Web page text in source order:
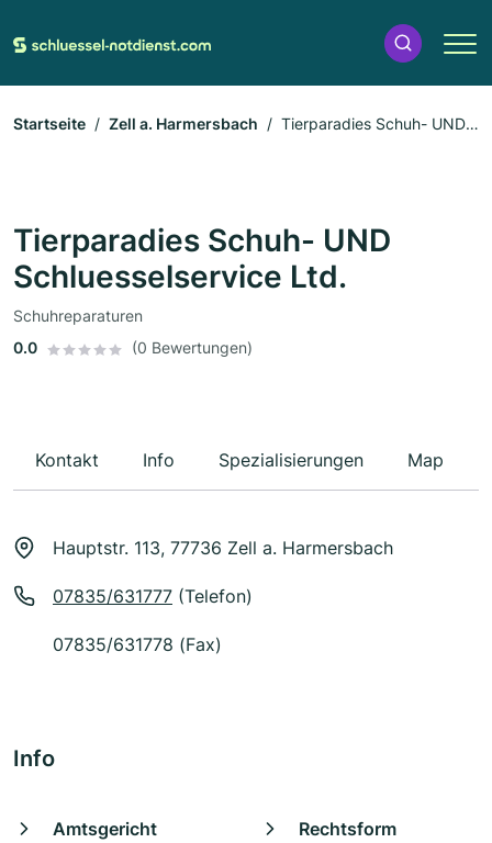
Startseite Zell a. Harmersbach
Tierparadies Schuh- UND
Tierparadies Schuh- UND
Schluesselservice Ltd.
Schuhreparaturen
0.0
(0 Bewertungen)
Kontakt Info Spezialisierungen Map
Hauptstr. 113, 77736 Zell a. Harmersbach
07835/631777 (Telefon)
07835/631778 (Fax)
Info
Amtsgericht
Rechtsform